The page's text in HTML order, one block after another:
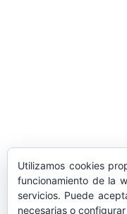
LA
ASISTE
DE LAS
Utilizamos cookies
funcionamiento de la
servicios. Puede
necesarias o